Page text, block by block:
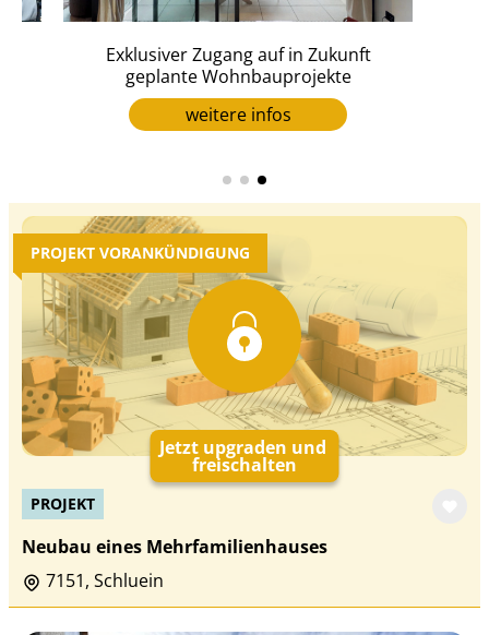
Exklusiver Zugang auf in Zukunft
geplante Wohnbauprojekte
weitere infos
PROJEKT VORANKÜNDIGUNG
Jetzt upgraden und
freischalten
PROJEKT
Neubau eines Mehrfamilienhauses
7151, Schluein